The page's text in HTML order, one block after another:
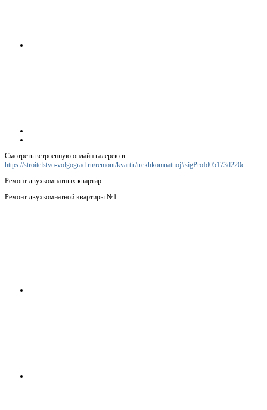
Смотреть встроенную онлайн галерею в:
https://stroitelstvo-volgograd.ru/remont/kvartir/trekhkomnatnoj#sigProId05173d220c
Ремонт двухкомнатных квартир
Ремонт двухкомнатной квартиры №1